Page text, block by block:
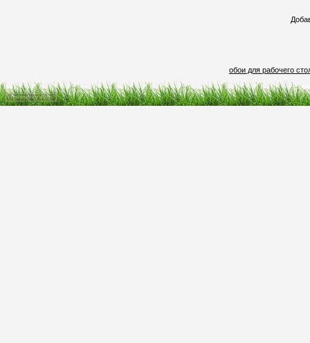
обои для рабочего